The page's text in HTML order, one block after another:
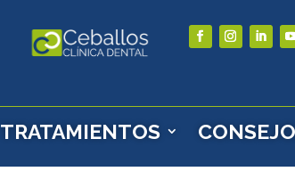
TRATAMIENTOS